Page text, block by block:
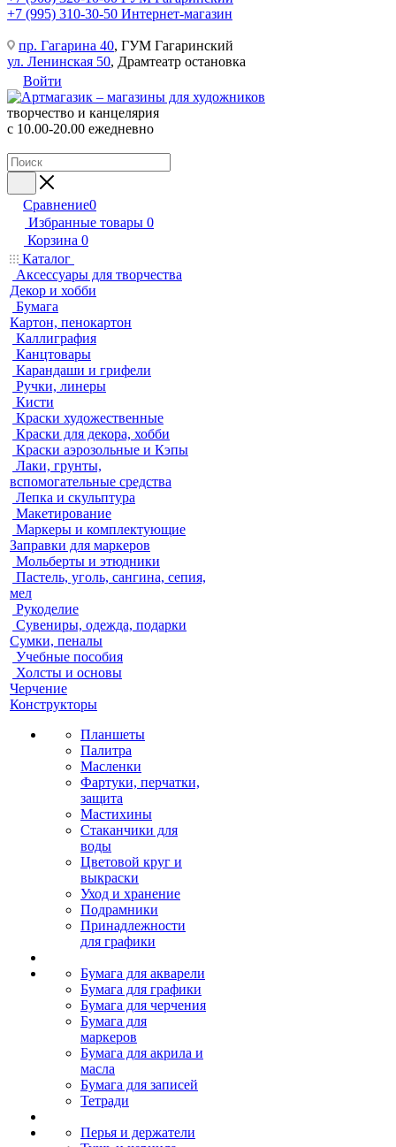
+7 (995) 310-30-50 Интернет-магазин
пр. Гагарина 40, ГУМ Гагаринский
ул. Ленинская 50, Драмтеатр остановка
Войти
творчество и канцелярия
с 10.00-20.00 ежедневно
Сравнение0
Избранные товары 0
Корзина 0
Каталог
Аксессуары для творчества
Декор и хобби
Бумага
Картон, пенокартон
Каллиграфия
Канцтовары
Карандаши и грифели
Ручки, линеры
Кисти
Краски художественные
Краски для декора, хобби
Краски аэрозольные и Кэпы
Лаки, грунты,
вспомогательные средства
Лепка и скульптура
Макетирование
Маркеры и комплектующие
Заправки для маркеров
Мольберты и этюдники
Пастель, уголь, сангина, сепия,
мел
Рукоделие
Сувениры, одежда, подарки
Сумки, пеналы
Учебные пособия
Холсты и основы
Черчение
Конструкторы
Планшеты
Палитра
Масленки
Фартуки, перчатки,
защита
Мастихины
Стаканчики для
воды
Цветовой круг и
выкраски
Уход и хранение
Подрамники
Принадлежности
для графики
Бумага для акварели
Бумага для графики
Бумага для черчения
Бумага для
маркеров
Бумага для акрила и
масла
Бумага для записей
Тетради
Перья и держатели